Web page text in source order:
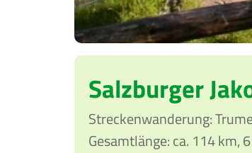
Salzburger
Streckenwanderung:
Gesamtlänge: ca. 114 km,